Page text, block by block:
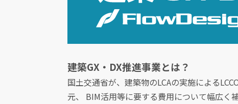
建築GX・DX推進事業とは？
国土交通省が、建築物のLCAの実施による
元、 BIM活用等に要する費用について幅広く